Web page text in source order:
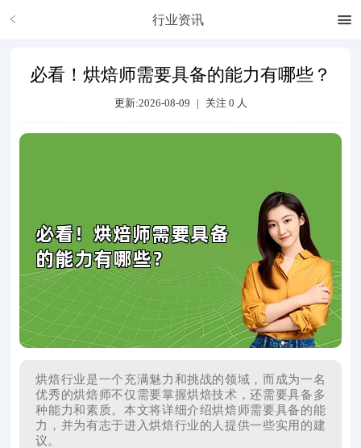
行业资讯
必看！烘焙师需要具备的能力有哪些？
更新:2026-08-09 | 关注 0 人
烘焙行业是一个充满魅力和挑战的领域，而成为一名
优秀的烘焙师不仅需要掌握烘焙技术，还需要具备多
种能力和素质。本文将详细介绍烘焙师需要具备的能
力，并为有志于进入烘焙行业的人提供一些实用的建
议。